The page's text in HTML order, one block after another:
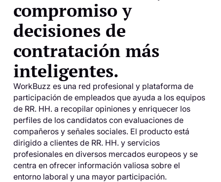
compromiso y
decisiones de
contratación más
inteligentes.
WorkBuzz es una red profesional y plataforma de
participación de empleados que ayuda a los equipos
de RR. HH. a recopilar opiniones y enriquecer los
perfiles de los candidatos con evaluaciones de
compañeros y señales sociales. El producto está
dirigido a clientes de RR. HH. y servicios
profesionales en diversos mercados europeos y se
centra en ofrecer información valiosa sobre el
entorno laboral y una mayor participación.